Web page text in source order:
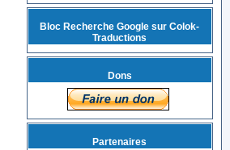
Bloc Recherche Google sur Colok-
Traductions
Dons
Partenaires